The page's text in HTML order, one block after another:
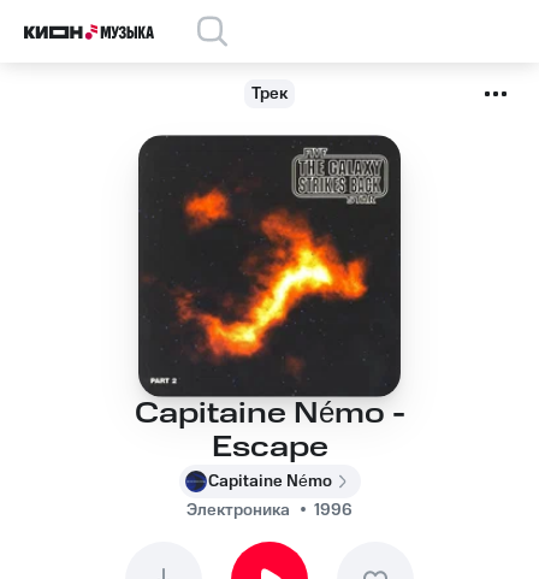
Трек
Capitaine Némo -
Escape
Capitaine Némo
Электроника
1996